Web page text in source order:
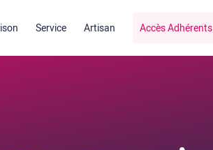
Service Artisan Accès Adhérents